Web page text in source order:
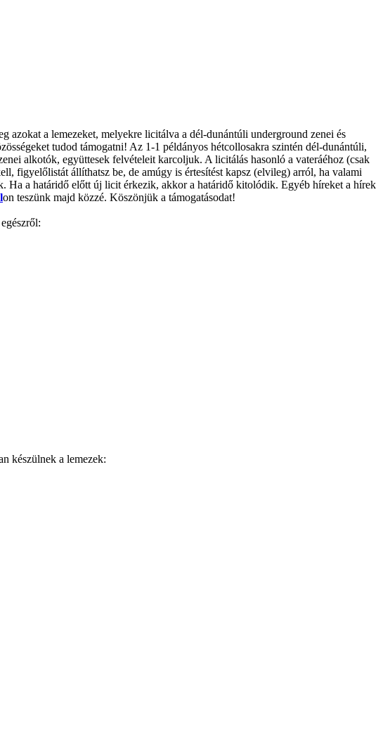
azokat a lemezeket, melyekre licitálva a dél-dunántúli underground zenei és
tudod támogatni! Az 1-1 példányos hétcollosakra szintén dél-dunántúli,
alkotók, együttesek felvételeit karcoljuk. A licitálás hasonló a vateráéhoz (csak
figyelőlistát állíthatsz be, de amúgy is értesítést kapsz (elvileg) arról, ha valami
Ha a határidő előtt új licit érkezik, akkor a határidő kitolódik. Egyéb híreket a hírek
on teszünk majd közzé. Köszönjük a támogatásodat!
készülnek a lemezek: